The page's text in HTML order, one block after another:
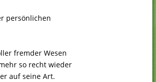
persönlichen
fremder Wesen
so recht wieder
auf seine Art.